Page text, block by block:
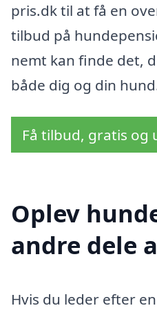
pris.dk til at få en
tilbud på
nemt kan finde det,
både dig og din
Få tilbud, gratis og
Oplev
andre dele
Hvis du leder efter